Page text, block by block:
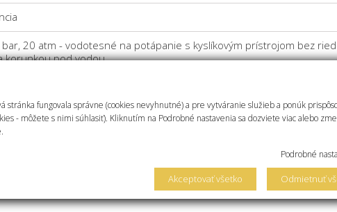
20 atm - vodotesné na potápanie s kyslíkovým prístrojom bez
korunkou pod vodou
- funkcia potápačských hodín, alebo azimutu, alebo logaritmického
stránka fungovala správne (cookies nevyhnutné) a pre vytváranie služieb a ponúk
- môžete s nimi súhlasiť). Kliknutím na Podrobné nastavenia sa dozviete viac alebo
Podrobné
Akceptovať všetko Odmietnuť